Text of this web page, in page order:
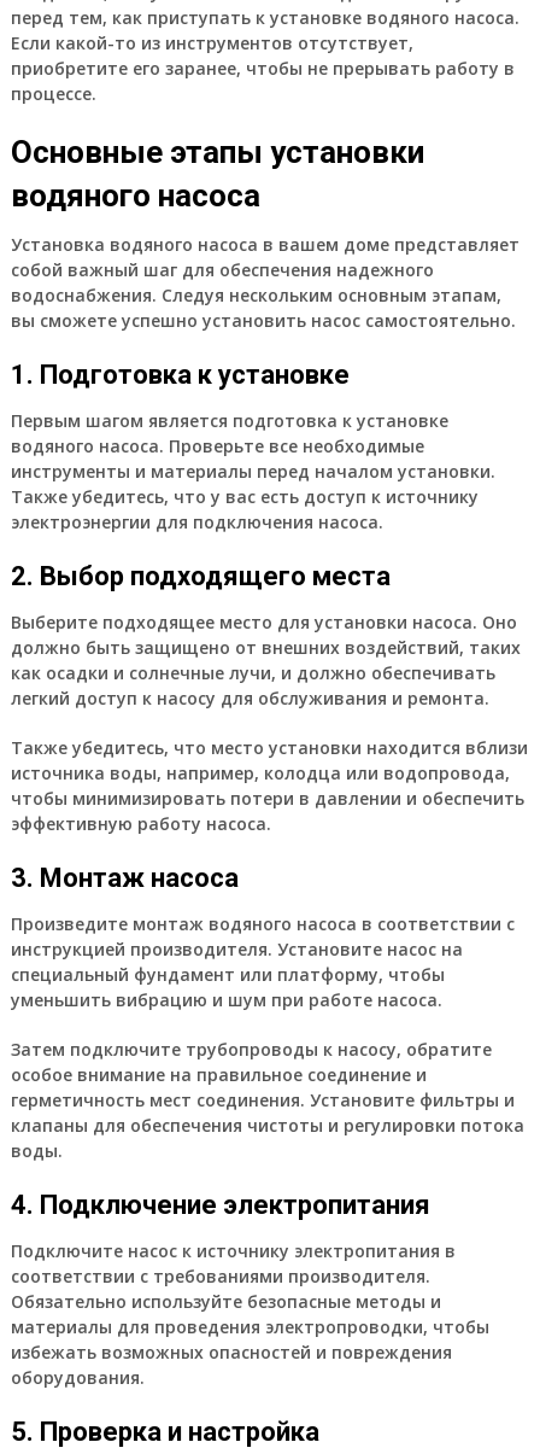
перед тем, как приступать к установке водяного насоса.
Если какой-то из инструментов отсутствует,
приобретите его заранее, чтобы не прерывать работу в
процессе.
Основные этапы установки
водяного насоса
Установка водяного насоса в вашем доме представляет
собой важный шаг для обеспечения надежного
водоснабжения. Следуя нескольким основным этапам,
вы сможете успешно установить насос самостоятельно.
1. Подготовка к установке
Первым шагом является подготовка к установке
водяного насоса. Проверьте все необходимые
инструменты и материалы перед началом установки.
Также убедитесь, что у вас есть доступ к источнику
электроэнергии для подключения насоса.
2. Выбор подходящего места
Выберите подходящее место для установки насоса. Оно
должно быть защищено от внешних воздействий, таких
как осадки и солнечные лучи, и должно обеспечивать
легкий доступ к насосу для обслуживания и ремонта.
Также убедитесь, что место установки находится вблизи
источника воды, например, колодца или водопровода,
чтобы минимизировать потери в давлении и обеспечить
эффективную работу насоса.
3. Монтаж насоса
Произведите монтаж водяного насоса в соответствии с
инструкцией производителя. Установите насос на
специальный фундамент или платформу, чтобы
уменьшить вибрацию и шум при работе насоса.
Затем подключите трубопроводы к насосу, обратите
особое внимание на правильное соединение и
герметичность мест соединения. Установите фильтры и
клапаны для обеспечения чистоты и регулировки потока
воды.
4. Подключение электропитания
Подключите насос к источнику электропитания в
соответствии с требованиями производителя.
Обязательно используйте безопасные методы и
материалы для проведения электропроводки, чтобы
избежать возможных опасностей и повреждения
оборудования.
5. Проверка и настройка